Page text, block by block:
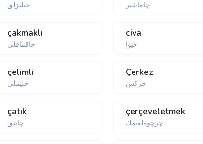
جیلیزلق چاماشیر
çakmaklı
چاقماقلي
civa
جیوا
çelimli
چلیملی
Çerkez
چركس
çatık
چاتیق
çerçeveletmek
چرچوەلەتمك